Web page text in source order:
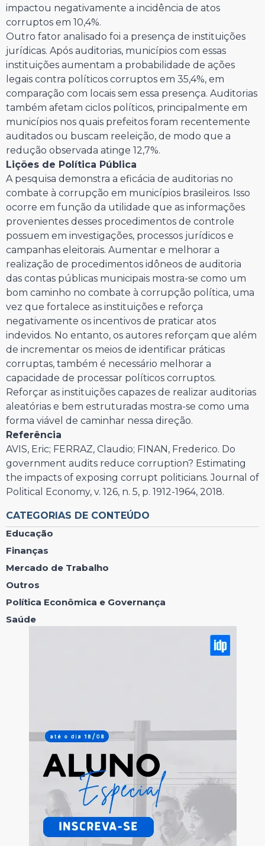
impactou negativamente a incidência de atos
corruptos em 10,4%.
Outro fator analisado foi a presença de instituições
jurídicas. Após auditorias, municípios com essas
instituições aumentam a probabilidade de ações
legais contra políticos corruptos em 35,4%, em
comparação com locais sem essa presença. Auditorias
também afetam ciclos políticos, principalmente em
municípios nos quais prefeitos foram recentemente
auditados ou buscam reeleição, de modo que a
redução observada atinge 12,7%.
Lições de Política Pública
A pesquisa demonstra a eficácia de auditorias no
combate à corrupção em municípios brasileiros. Isso
ocorre em função da utilidade que as informações
provenientes desses procedimentos de controle
possuem em investigações, processos jurídicos e
campanhas eleitorais. Aumentar e melhorar a
realização de procedimentos idôneos de auditoria
das contas públicas municipais mostra-se como um
bom caminho no combate à corrupção política, uma
vez que fortalece as instituições e reforça
negativamente os incentivos de praticar atos
indevidos. No entanto, os autores reforçam que além
de incrementar os meios de identificar práticas
corruptas, também é necessário melhorar a
capacidade de processar políticos corruptos.
Reforçar as instituições capazes de realizar auditorias
aleatórias e bem estruturadas mostra-se como uma
forma viável de caminhar nessa direção.
Referência
AVIS, Eric; FERRAZ, Claudio; FINAN, Frederico. Do
government audits reduce corruption? Estimating
the impacts of exposing corrupt politicians. Journal of
Political Economy, v. 126, n. 5, p. 1912-1964, 2018.
CATEGORIAS DE CONTEÚDO
Educação
Finanças
Mercado de Trabalho
Outros
Política Econômica e Governança
Saúde